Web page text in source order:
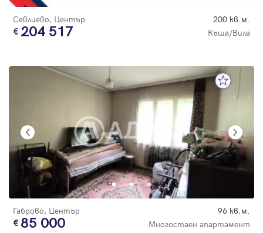
Севлиево, Център 200 кв.м.
204 517 Къща/Вила
Габрово, Център 96 кв.м.
85 000 Многостаен апартамент